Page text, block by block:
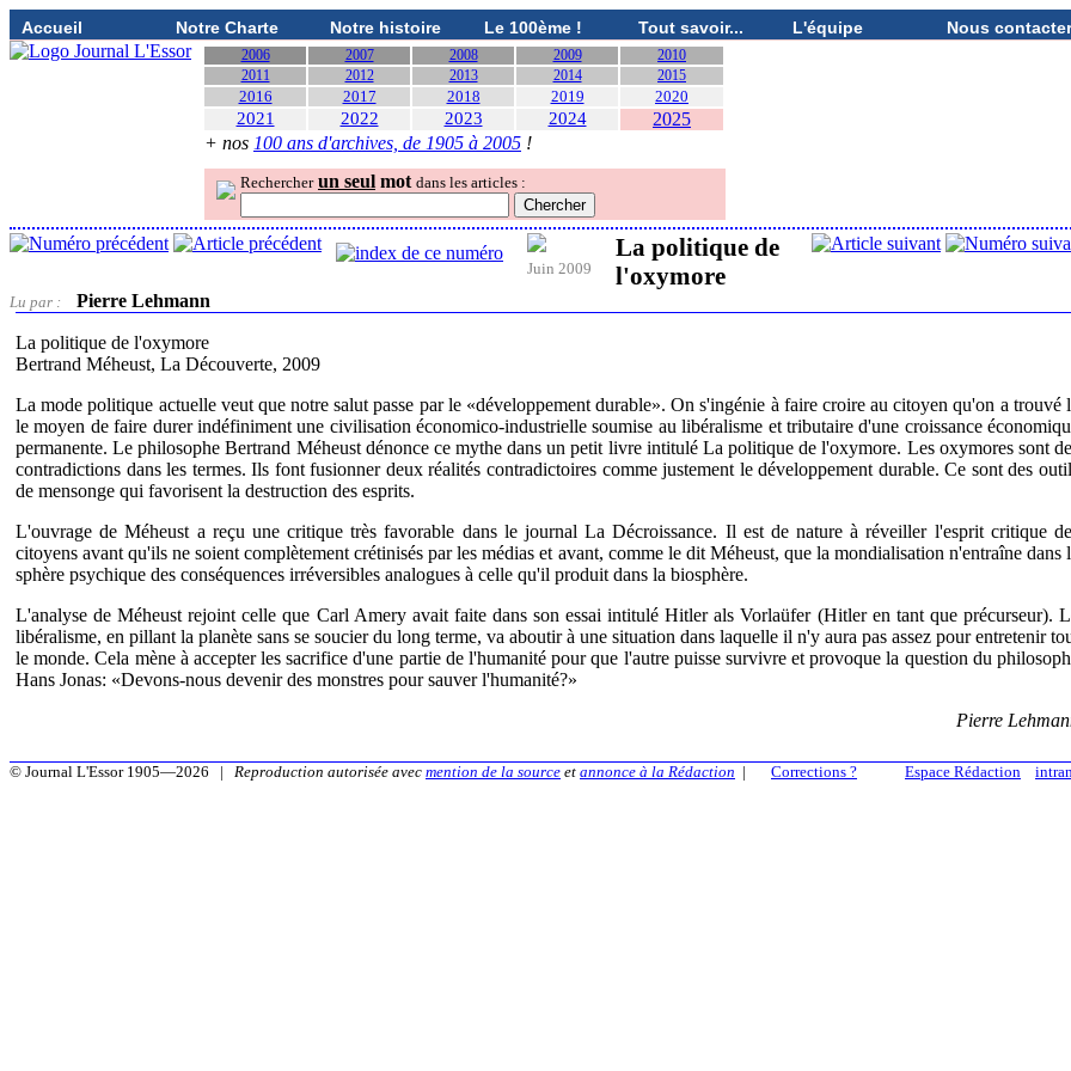
Accueil Notre Charte Notre histoire Le 100ème ! Tout savoir... L'équipe Nous contacter
2006 2007 2008 2009
2010
2011
2012 2013 2014 2015
2016 2017 2018 2019 2020
2021 2022 2023 2024
2025
+ nos 100 ans d'archives, de 1905 à 2005 !
Rechercher un seul mot dans les articles :
Juin 2009
La politique de
l'oxymore
Lu par : Pierre Lehmann
La politique de l'oxymore
Bertrand Méheust, La Découverte, 2009
La mode politique actuelle veut que notre salut passe par le «développement durable». On s'ingénie à faire croire au citoyen qu'on a trouvé
le moyen de faire durer indéfiniment une civilisation économico-industrielle soumise au libéralisme et tributaire d'une croissance
permanente. Le philosophe Bertrand Méheust dénonce ce mythe dans un petit livre intitulé La politique de l'oxymore. Les oxymores sont
contradictions dans les termes. Ils font fusionner deux réalités contradictoires comme justement le développement durable. Ce sont des
de mensonge qui favorisent la destruction des esprits.
L'ouvrage de Méheust a reçu une critique très favorable dans le journal La Décroissance. Il est de nature à réveiller l'esprit critique
citoyens avant qu'ils ne soient complètement crétinisés par les médias et avant, comme le dit Méheust, que la mondialisation n'entraîne dans
sphère psychique des conséquences irréversibles analogues à celle qu'il produit dans la biosphère.
L'analyse de Méheust rejoint celle que Carl Amery avait faite dans son essai intitulé Hitler als Vorlaüfer (Hitler en tant que précurseur).
libéralisme, en pillant la planète sans se soucier du long terme, va aboutir à une situation dans laquelle il n'y aura pas assez pour entretenir
le monde. Cela mène à accepter les sacrifice d'une partie de l'humanité pour que l'autre puisse survivre et provoque la question du
Hans Jonas: «Devons-nous devenir des monstres pour sauver l'humanité?»
Pierre
Espace Rédaction
© Journal L'Essor 1905—2026 | Reproduction autorisée avec mention de la source et annonce à la Rédaction | Corrections ?